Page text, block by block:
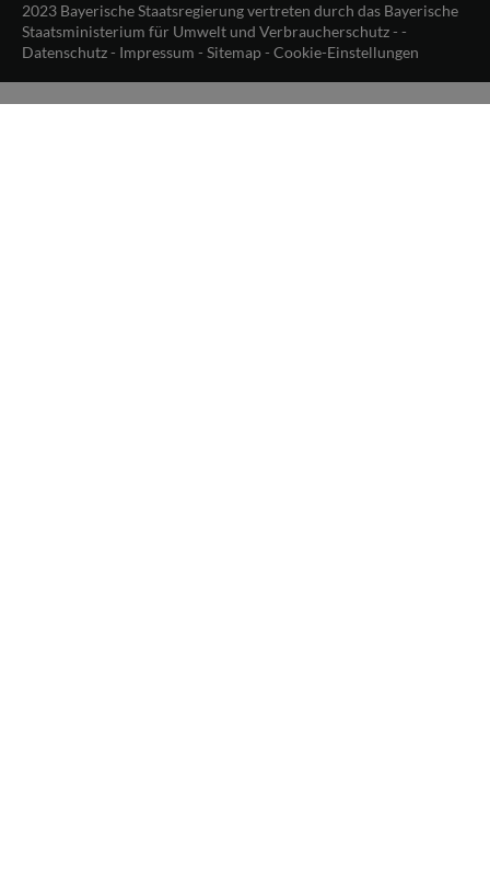
2023 Bayerische Staatsregierung vertreten durch das Bayerische
Staatsministerium für Umwelt und Verbraucherschutz - -
Datenschutz- Impressum - Sitemap- Cookie-Einstellungen